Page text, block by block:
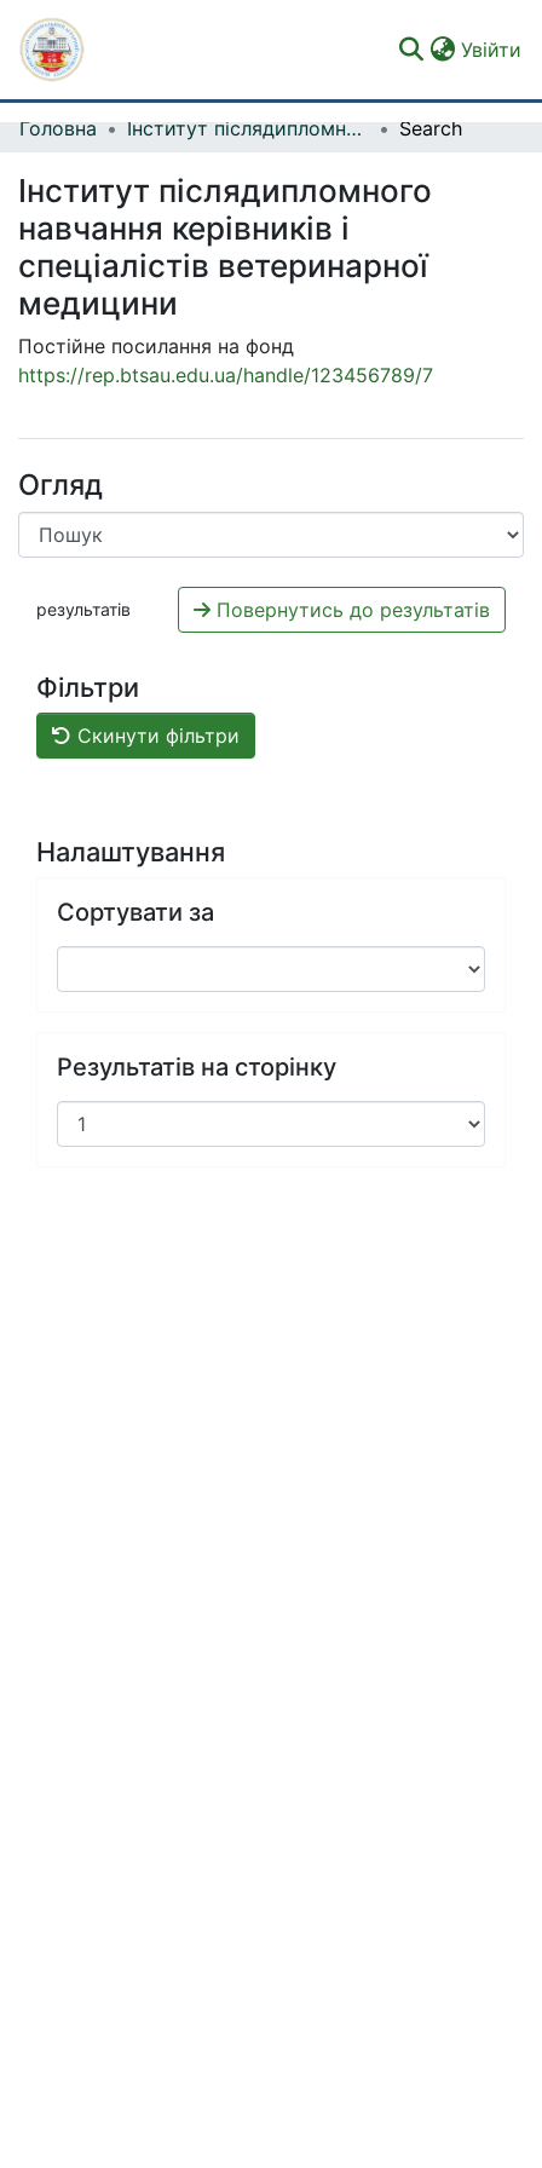
Увійти
Фонди та зібрання
Пошук за критеріями
Статистика
Головна Інститут післядипломного навчання керівників і спеціалістів ветеринарної медицини Search
Інститут післядипломного
навчання керівників і
спеціалістів ветеринарної
медицини
Постійне посилання на фонд
https://rep.btsau.edu.ua/handle/123456789/7
Огляд
результатів Повернутись до результатів
Фільтри
Скинути фільтри
Налаштування
Сортувати за
Результатів на сторінку